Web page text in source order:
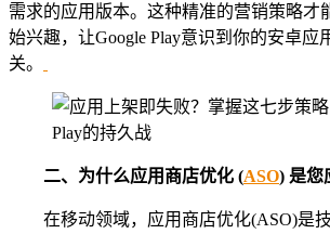
需求的应用版本。这种精准的营销策略才
始兴趣，让Google Play意识到你的安卓应
关。
二、 为什么应用商店优化 (ASO) 是您
在移动领域，应用商店优化(ASO)是